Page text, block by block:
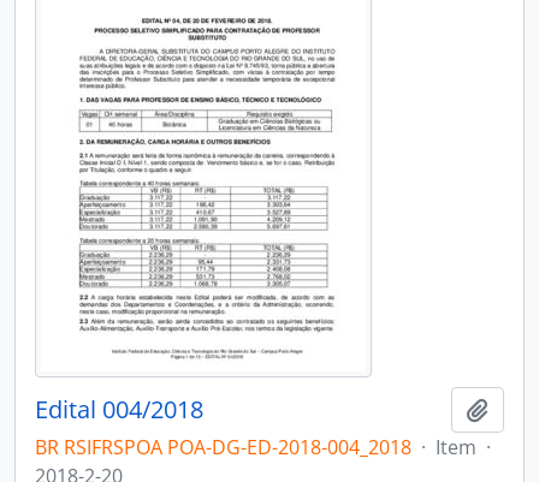
Edital 004/2018
BR RSIFRSPOA POA-DG-ED-2018-004_2018 · Item ·
2018-2-20